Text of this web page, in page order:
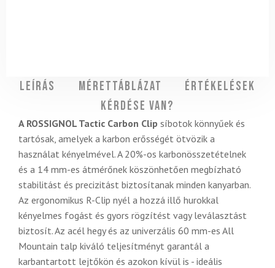
Leírás Mérettáblázat
Értékelések
Kérdése van?
A ROSSIGNOL Tactic Carbon Clip síbotok könnyűek és
tartósak, amelyek a karbon erősségét ötvözik a
használat kényelmével. A 20%-os karbonösszetételnek
és a 14 mm-es átmérőnek köszönhetően megbízható
stabilitást és precizitást biztosítanak minden kanyarban.
Az ergonomikus R-Clip nyél a hozzá illő hurokkal
kényelmes fogást és gyors rögzítést vagy leválasztást
biztosít. Az acél hegy és az univerzális 60 mm-es All
Mountain talp kiváló teljesítményt garantál a
karbantartott lejtőkön és azokon kívül is - ideális